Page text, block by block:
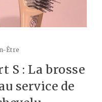
Être
S : La brosse
service de